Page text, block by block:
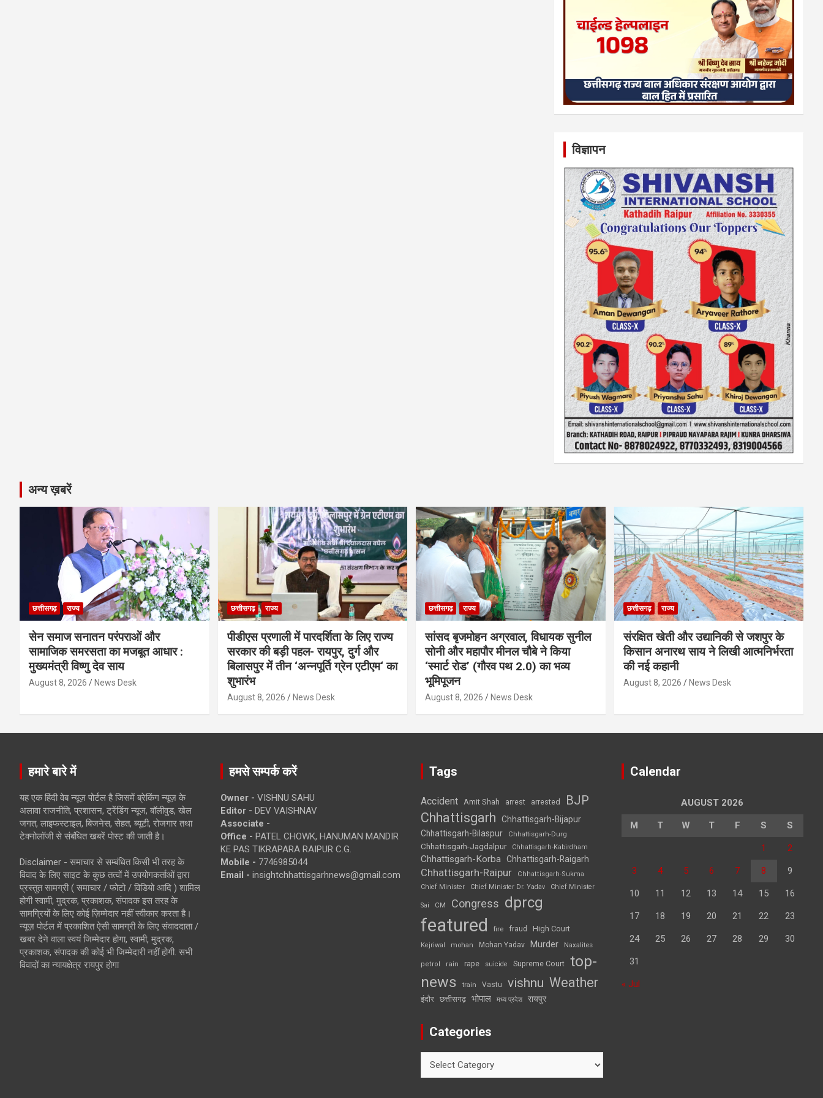
विज्ञापन
अन्य ख़बरें
छत्तीसगढ़ राज्य
सेन समाज सनातन परंपराओं और
सामाजिक समरसता का मजबूत आधार :
मुख्यमंत्री विष्णु देव साय
August 8, 2026 News Desk
छत्तीसगढ़ राज्य
पीडीएस प्रणाली में पारदर्शिता के लिए राज्य
सरकार की बड़ी पहल- रायपुर, दुर्ग और
बिलासपुर में तीन ‘अन्नपूर्ति ग्रेन एटीएम‘ का
शुभारंभ
August 8, 2026 News Desk
छत्तीसगढ़ राज्य
सांसद बृजमोहन अग्रवाल, विधायक सुनील
सोनी और महापौर मीनल चौबे ने किया
‘स्मार्ट रोड’ (गौरव पथ 2.0) का भव्य
भूमिपूजन
August 8, 2026 News Desk
छत्तीसगढ़ राज्य
संरक्षित खेती और उद्यानिकी से जशपुर के
किसान अनारथ साय ने लिखी आत्मनिर्भरता
की नई कहानी
August 8, 2026 News Desk
हमारे बारे में
यह एक हिंदी वेब न्यूज़ पोर्टल है जिसमें ब्रेकिंग न्यूज़ के
अलावा राजनीति, प्रशासन, ट्रेंडिंग न्यूज, बॉलीवुड, खेल
जगत, लाइफस्टाइल, बिजनेस, सेहत, ब्यूटी, रोजगार तथा
टेक्नोलॉजी से संबंधित खबरें पोस्ट की जाती है।
Disclaimer - समाचार से सम्बंधित किसी भी तरह के
विवाद के लिए साइट के कुछ तत्वों में उपयोगकर्ताओं द्वारा
प्रस्तुत सामग्री ( समाचार / फोटो / विडियो आदि ) शामिल
होगी स्वामी, मुद्रक, प्रकाशक, संपादक इस तरह के
सामग्रियों के लिए कोई ज़िम्मेदार नहीं स्वीकार करता है।
न्यूज़ पोर्टल में प्रकाशित ऐसी सामग्री के लिए संवाददाता /
खबर देने वाला स्वयं जिम्मेदार होगा, स्वामी, मुद्रक,
प्रकाशक, संपादक की कोई भी जिम्मेदारी नहीं होगी. सभी
विवादों का न्यायक्षेत्र रायपुर होगा
हमसे सम्पर्क करें
Owner - VISHNU SAHU
Editor - DEV VAISHNAV
Associate -
Office - PATEL CHOWK, HANUMAN MANDIR
KE PAS TIKRAPARA RAIPUR C.G.
Mobile - 7746985044
Email - insightchhattisgarhnews@gmail.com
Tags
Accident Amit Shah arrest arrested BJP
Chhattisgarh
Chhattisgarh-Bijapur
Chhattisgarh-Bilaspur
Chhattisgarh-Durg
Chhattisgarh-Jagdalpur Chhattisgarh-Kabirdham
Chhattisgarh-Korba Chhattisgarh-Raigarh
Chhattisgarh-Raipur
Chhattisgarh-Sukma
Chief Minister
Chief Minister Dr. Yadav Chief Minister
Sai CM Congress dprcg
featured fire fraud High Court
Kejriwal mohan Mohan Yadav Murder Naxalites
petrol rain rape suicide Supreme Court top-
news
train Vastu vishnu Weather
इंदौर छत्तीसगढ़ भोपाल मध्य प्रदेश रायपुर
Categories
Calendar
AUGUST 2026
M T W T F S S
1 2
3 4 5 6 7 8 9
10 11 12 13 14 15 16
17 18 19 20 21 22 23
24 25 26 27 28 29 30
31
« Jul